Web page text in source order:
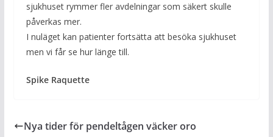
sjukhuset rymmer fler avdelningar som säkert skulle
påverkas mer.
I nuläget kan patienter fortsätta att besöka sjukhuset
men vi får se hur länge till.
Spike Raquette
Nya tider för pendeltågen väcker oro